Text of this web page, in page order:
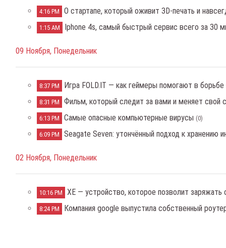
4:16 PM О стартапе, который оживит 3D-печать и
1:15 AM Iphone 4s, самый быстрый сервис всего за 30
09 Ноября, Понедельник
8:37 PM Игра FOLD.IT — как геймеры помогают в
8:31 PM Фильм, который следит за вами и меняет свой
6:13 PM Самые опасные компьютерные вирусы (0)
6:09 PM Seagate Seven: утончённый подход к хранению
02 Ноября, Понедельник
10:16 PM XE — устройство, которое позволит заряжать
8:24 PM Компания google выпустила собственный